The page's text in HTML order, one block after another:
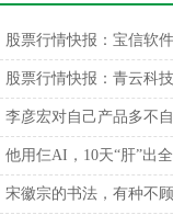
股票行情快报：宝信软
股票行情快报：青云科
李彦宏对自己产品多不
他用仨AI，10天“肝”出
宋徽宗的书法，有种不